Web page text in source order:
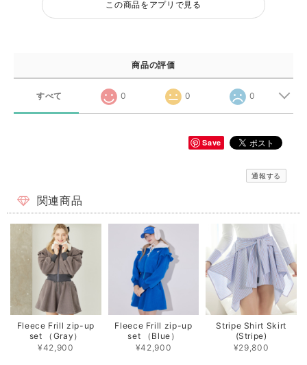
この商品をアプリで見る
商品の評価
すべて 0 0 0
Save
通報する
関連商品
Fleece Frill zip-up
set （Gray）
¥42,900
Fleece Frill zip-up
set （Blue）
¥42,900
Stripe Shirt Skirt
(Stripe)
¥29,800